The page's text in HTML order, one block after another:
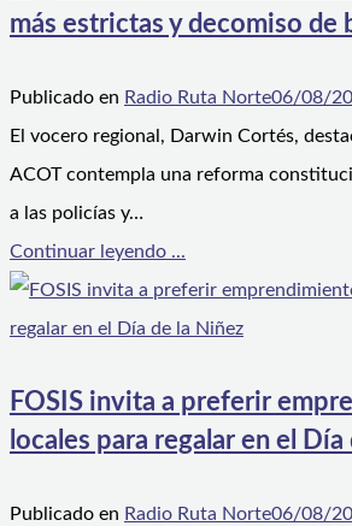
más estrictas y decomiso de
Publicado en Radio Ruta Norte06/08/
El vocero regional, Darwin Cortés,
ACOT contempla una reforma
a las policías y…
Continuar leyendo ...
FOSIS invita a preferir
locales para regalar en el
Publicado en Radio Ruta Norte06/08/